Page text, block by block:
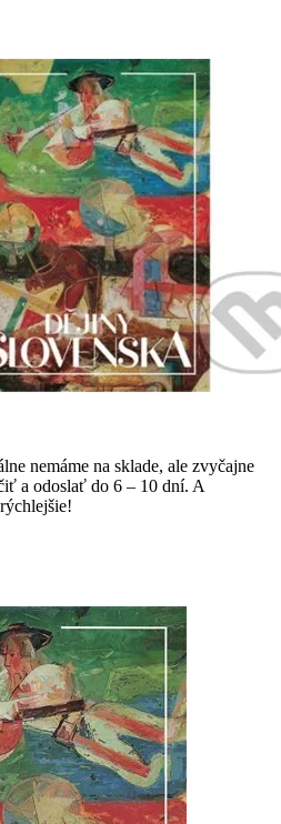
nemáme na sklade, ale zvyčajne
a odoslať do 6 – 10 dní. A